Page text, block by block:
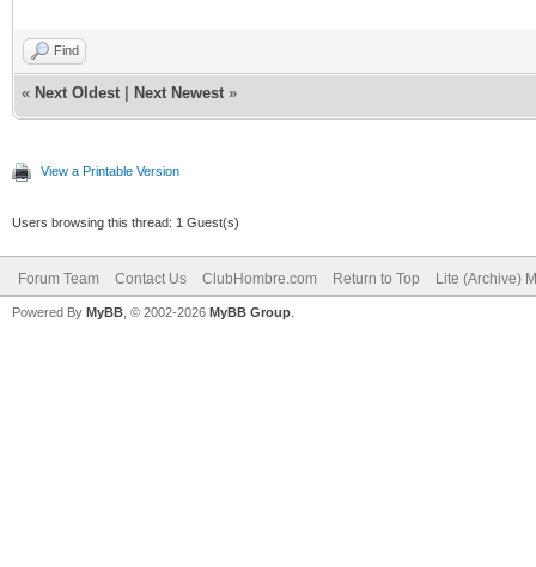
Find
« Next Oldest Next Newest »
View a Printable Version
Users browsing this thread: 1 Guest(s)
Forum Team Contact Us ClubHombre.com Return to Top Lite (Archive)
Powered By MyBB , © 2002-2026 MyBB Group